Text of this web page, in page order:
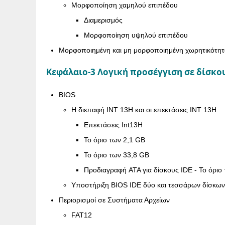
Μορφοποίηση χαμηλού επιπέδου
Διαμερισμός
Μορφοποίηση υψηλού επιπέδου
Μορφοποιημένη και μη μορφοποιημένη
Κεφάλαιο-3 Λογική προσέγγιση σε
BIOS
Η διεπαφή INT 13H και οι επεκτάσεις INT 13H
Επεκτάσεις Int13H
Το όριο των 2,1 GB
Το όριο των 33,8 GB
Προδιαγραφή ATA για δίσκους IDE - Το
Υποστήριξη BIOS IDE δύο και τεσσάρων δίσκων
Περιορισμοί σε Συστήματα Αρχείων
FAT12